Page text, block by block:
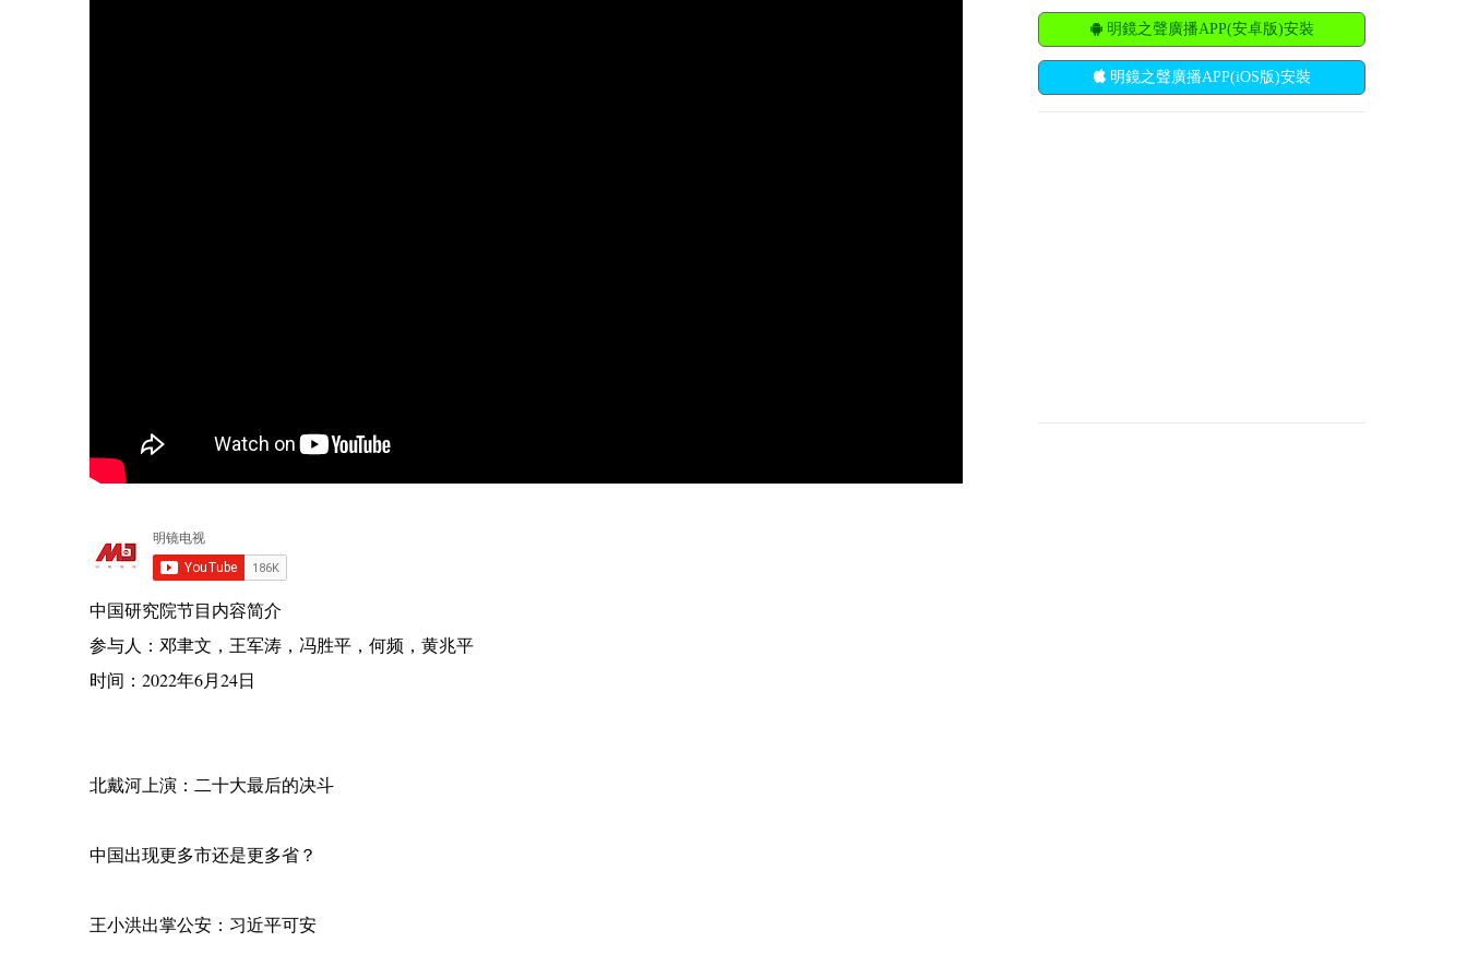
中国研究院节目内容简介
参与人：邓聿文，王军涛，冯胜平，何频，黄兆平
时间：2022年6月24日
北戴河上演：二十大最后的决斗
中国出现更多市还是更多省？
王小洪出掌公安：习近平可安
明鏡之聲廣播APP(安卓版)安裝
明鏡之聲廣播APP(iOS版)安裝